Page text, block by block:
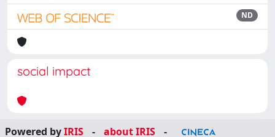
ND
social impact
Powered byIRIS - about IRIS -